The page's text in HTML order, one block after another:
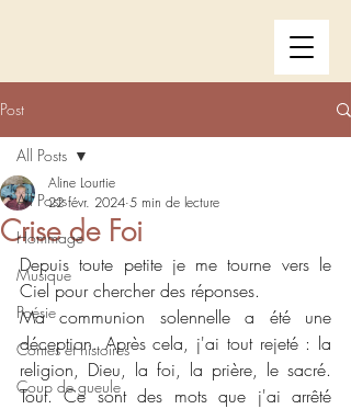
Post
All Posts
Hommage
Musique
Poésie
Contes et histoires
Coup de gueule
All Posts
Crise de Foi
Aline Lourtie
22 févr. 2024 5 min de lecture
Depuis toute petite je me tourne vers le
Ciel pour chercher des réponses.
Ma communion solennelle a été une
déception. Après cela, j'ai tout rejeté : la
religion, Dieu, la foi, la prière, le sacré.
Tout. Ce sont des mots que j'ai arrêté